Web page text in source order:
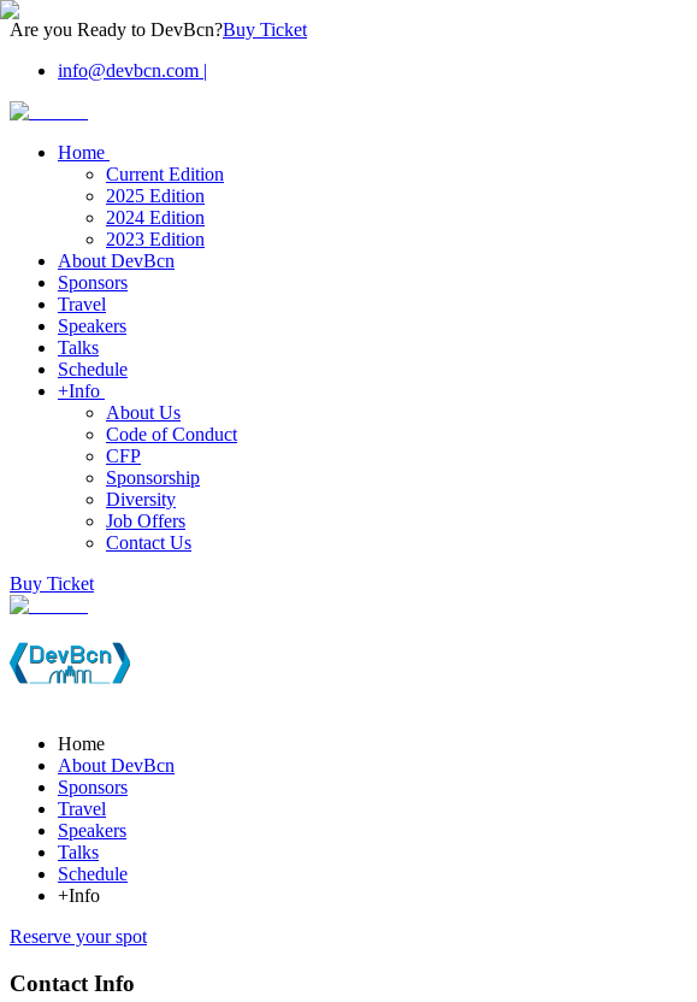
Are you Ready to DevBcn?Buy Ticket
info@devbcn.com |
Home
Current Edition
2025 Edition
2024 Edition
2023 Edition
About DevBcn
Sponsors
Travel
Speakers
Talks
Schedule
+Info
About Us
Code of Conduct
CFP
Sponsorship
Diversity
Job Offers
Contact Us
Buy Ticket
Home
About DevBcn
Sponsors
Travel
Speakers
Talks
Schedule
+Info
Reserve your spot
Contact Info